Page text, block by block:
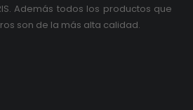
Además todos los productos que
son de la más alta calidad.